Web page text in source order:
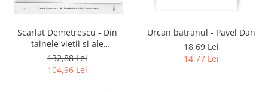
Scarlat Demetrescu - Din
tainele vietii si ale
universului, Volumele I-III +
Viata dincolo de mormant
132,88 Lei
104,96 Lei
Urcan batranul - Pavel Dan
18,69 Lei
14,77 Lei